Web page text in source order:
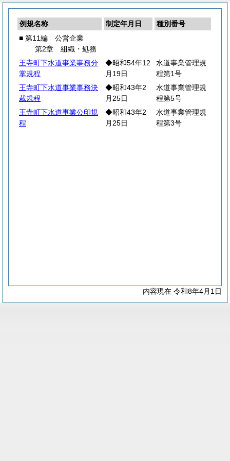
例規名称 制定年月日
種別番号
■ 第11編 公営企業
第2章 組織・処務
王寺町下水道事業事務分
掌規程
◆昭和54年12
月19日
水道事業管理規
程第1号
王寺町下水道事業事務決
裁規程
◆昭和43年2
月25日
水道事業管理規
程第5号
王寺町下水道事業公印規
程
◆昭和43年2
月25日
水道事業管理規
程第3号
内容現在 令和8年4月1日